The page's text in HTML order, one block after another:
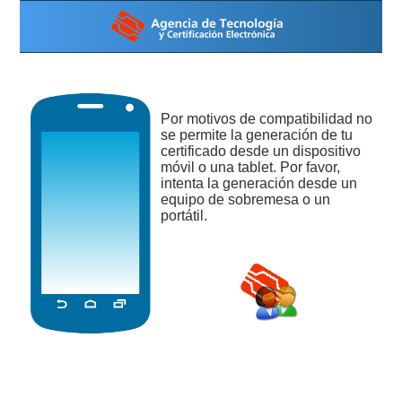
Por motivos de compatibilidad no
se permite la generación de tu
certificado desde un dispositivo
móvil o una tablet. Por favor,
intenta la generación desde un
equipo de sobremesa o un
portátil.